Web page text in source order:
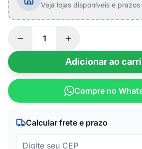
Veja lojas disponíveis e prazos
Adicionar ao
Compre no
Calcular frete e prazo